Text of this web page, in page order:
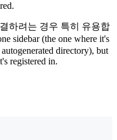
하려는 경우 특히 유용합
sidebar (the one where it's
directory), but
registered in.